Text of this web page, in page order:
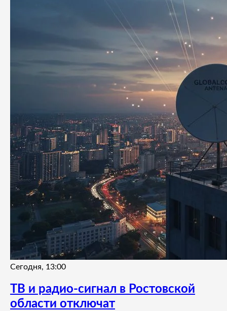
Сегодня, 13:00
ТВ и радио-сигнал в Ростовской
области отключат